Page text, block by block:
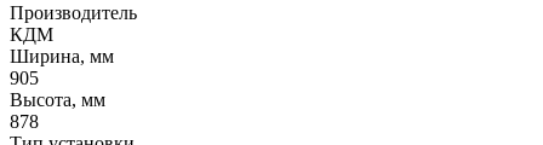
Производитель
КДМ
Ширина, мм
905
Высота, мм
878